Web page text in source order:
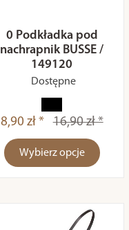
0 Podkładka pod
nachrapnik BUSSE /
149120
Dostępne
8,90 zł * 16,90 zł *
Wybierz opcje